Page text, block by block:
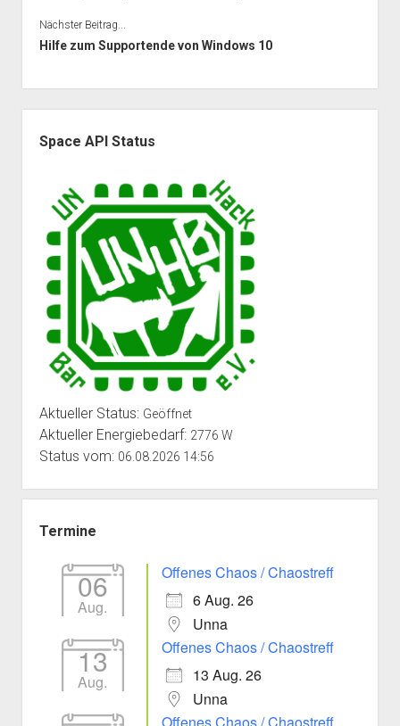
Nächster Beitrag...
Hilfe zum Supportende von Windows 10
Space API Status
Aktueller Status: Geöffnet
Aktueller Energiebedarf: 2776 W
Status vom: 06.08.2026 14:56
Termine
06
Aug.
Offenes Chaos / Chaostreff
6 Aug. 26
Unna
13
Aug.
Offenes Chaos / Chaostreff
13 Aug. 26
Unna
Offenes Chaos / Chaostreff